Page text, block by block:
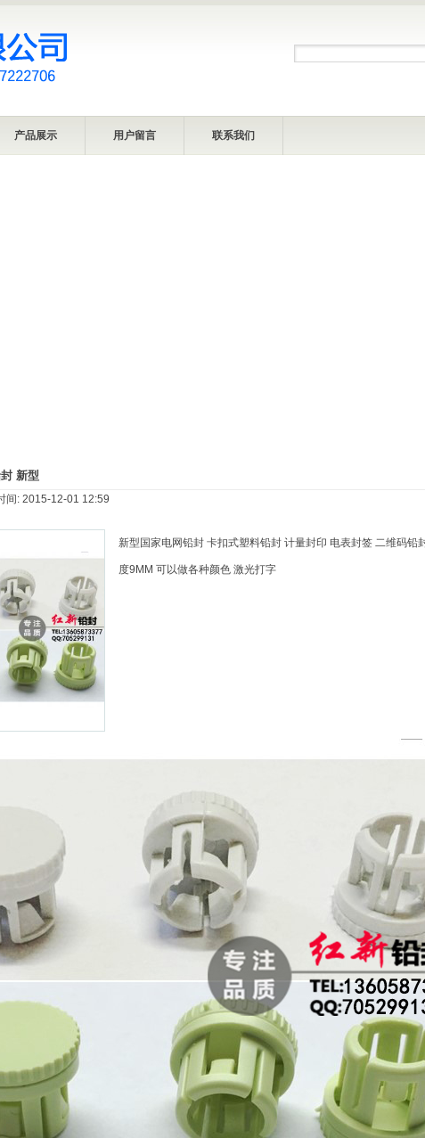
产品展示 用户留言 联系我们
新型
间: 2015-12-01 12:59
新型国家电网铅封 卡扣式塑料铅封 计量封印 电表封签 二维码铅
度9MM 可以做各种颜色 激光打字